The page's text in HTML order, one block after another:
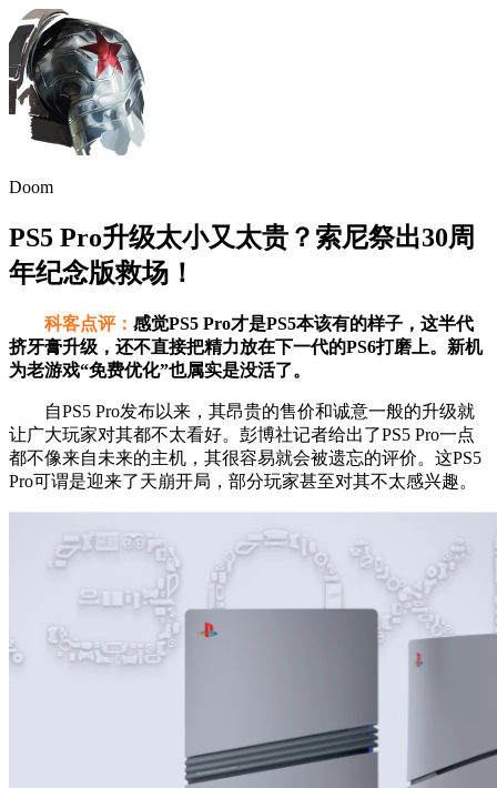
Doom
PS5 Pro升级太小又太贵？索尼祭出30周
年纪念版救场！
科客点评： 感觉PS5 Pro才是PS5本该有的样子，这半代
挤牙膏升级，还不直接把精力放在下一代的PS6打磨上。新机
为老游戏“免费优化”也属实是没活了。
自PS5 Pro发布以来，其昂贵的售价和诚意一般的升级就
让广大玩家对其都不太看好。彭博社记者给出了PS5 Pro一点
都不像来自未来的主机，其很容易就会被遗忘的评价。这PS5
Pro可谓是迎来了天崩开局，部分玩家甚至对其不太感兴趣。